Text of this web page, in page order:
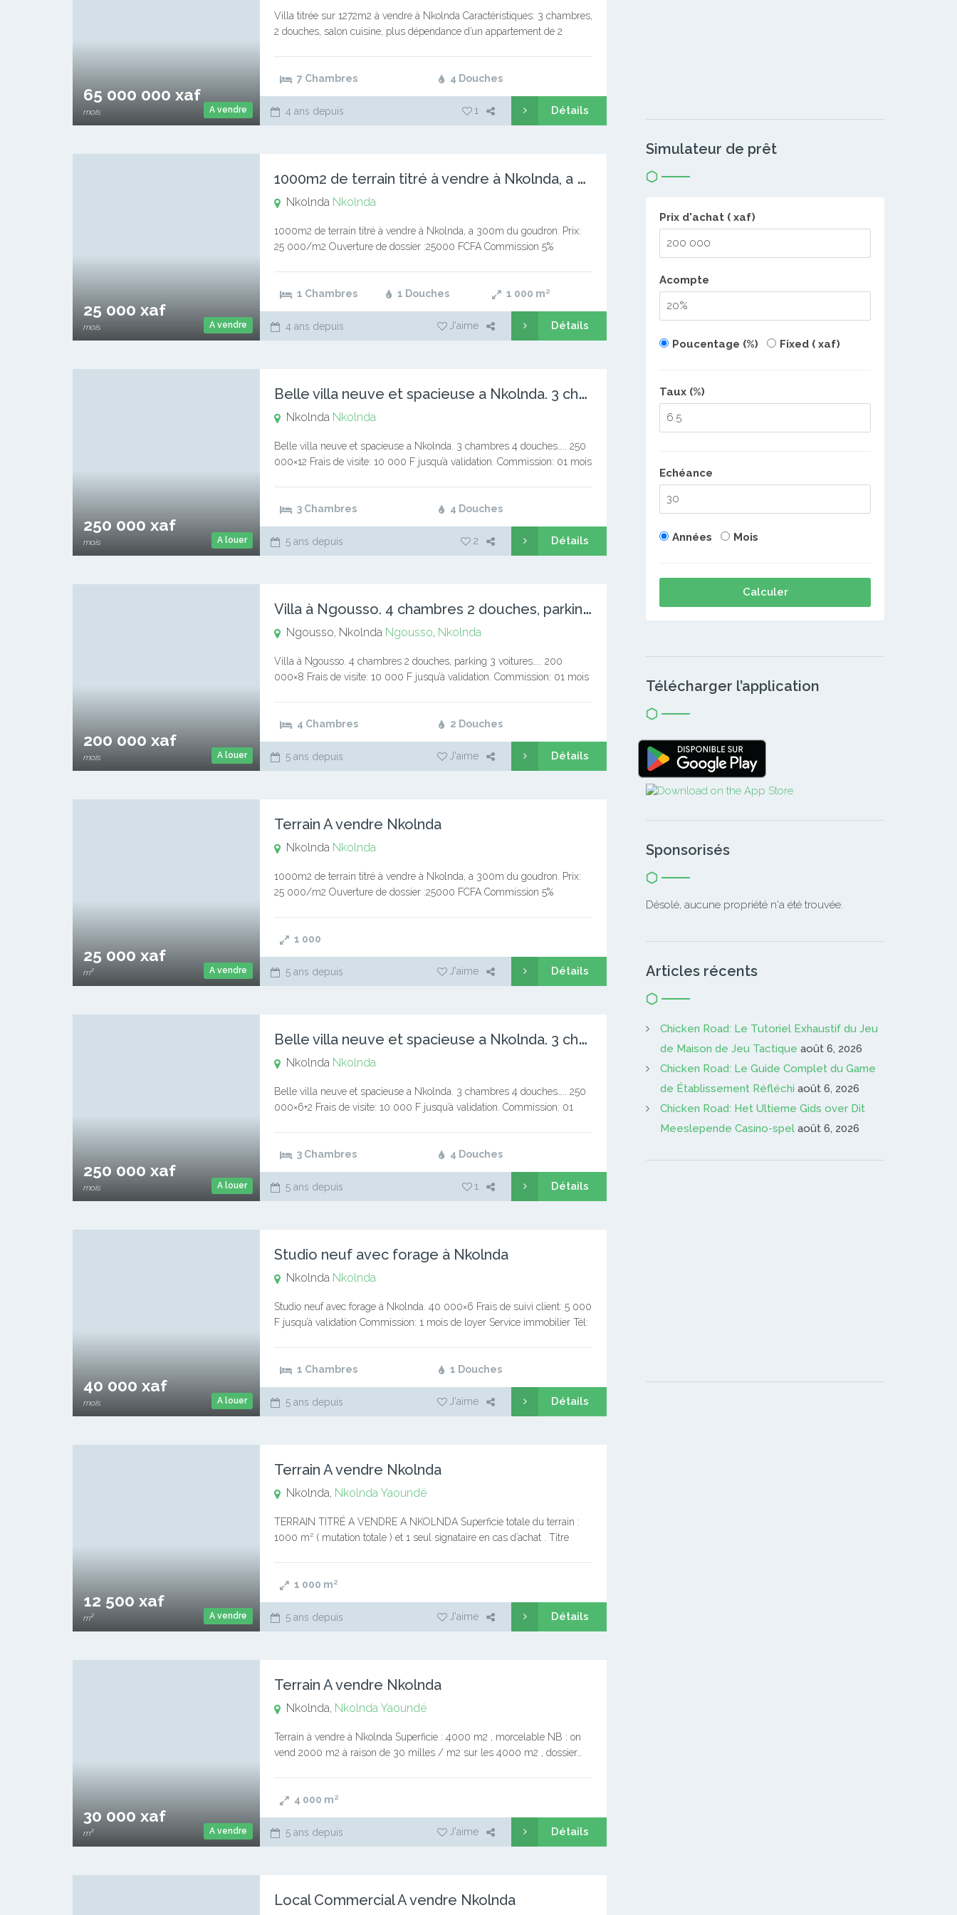
A vendre
65 000 000 xaf
mois
Villa titrée sur 1272m2 à vendre à Nkolnda Caractéristiques: 3 chambres,
2 douches, salon cuisine, plus dépendance d’un appartement de 2
7 Chambres 4 Douches
4 ans depuis 1 Détails
A vendre
25 000 xaf
mois
1
000m2 de terrain titré à vendre à Nkolnda, a 300m du goudro
Nkolnda Nkolnda
1000m2 de terrain titré à vendre à Nkolnda, a 300m du goudron. Prix:
25 000/m2 Ouverture de dossier :25000 FCFA Commission 5%
1 Chambres 1 Douches 1 000 m²
4 ans depuis J'aime Détails
A louer
250 000 xaf
mois
B
elle villa neuve et spacieuse a Nkolnda. 3 chambres 4 douch
Nkolnda Nkolnda
Belle villa neuve et spacieuse a Nkolnda. 3 chambres 4 douches….. 250
000×12 Frais de visite: 10 000 F jusqu’à validation. Commission: 01 mois
3 Chambres 4 Douches
5 ans depuis 2 Détails
A louer
200 000 xaf
mois
V
illa à Ngousso. 4 chambres 2 douches, parking 3 voitures…
Ngousso, Nkolnda Ngousso, Nkolnda
Villa à Ngousso. 4 chambres 2 douches, parking 3 voitures….. 200
000×8 Frais de visite: 10 000 F jusqu’à validation. Commission: 01 mois
4 Chambres 2 Douches
5 ans depuis J'aime Détails
A vendre
25 000 xaf
m²
Terrain A vendre Nkolnda
Nkolnda Nkolnda
1000m2 de terrain titré à vendre à Nkolnda, a 300m du goudron. Prix:
25 000/m2 Ouverture de dossier :25000 FCFA Commission 5%
1 000
5 ans depuis J'aime Détails
A louer
250 000 xaf
mois
B
elle villa neuve et spacieuse a Nkolnda. 3 chambres 4 douch
Nkolnda Nkolnda
Belle villa neuve et spacieuse a Nkolnda. 3 chambres 4 douches….. 250
000×6+2 Frais de visite: 10 000 F jusqu’à validation. Commission: 01
3 Chambres 4 Douches
5 ans depuis 1 Détails
A louer
40 000 xaf
mois
Studio neuf avec forage à Nkolnda
Nkolnda Nkolnda
Studio neuf avec forage à Nkolnda. 40 000×6 Frais de suivi client: 5 000
F jusqu’à validation Commission: 1 mois de loyer Service immobilier Tél:
1 Chambres 1 Douches
5 ans depuis J'aime Détails
A vendre
12 500 xaf
m²
Terrain A vendre Nkolnda
Nkolnda, Nkolnda Yaoundé
TERRAIN TITRÉ A VENDRE A NKOLNDA Superficie totale du terrain :
1000 m² ( mutation totale ) et 1 seul signataire en cas d’achat . Titre
1 000 m²
5 ans depuis J'aime Détails
A vendre
30 000 xaf
m²
Terrain A vendre Nkolnda
Nkolnda, Nkolnda Yaoundé
Terrain à vendre à Nkolnda Superficie : 4000 m2 , morcelable NB : on
vend 2000 m2 à raison de 30 milles / m2 sur les 4000 m2 , dossier…
4 000 m²
5 ans depuis J'aime Détails
Local Commercial A vendre Nkolnda
Simulateur de prêt
Prix d'achat ( xaf)
Acompte
Poucentage (%) Fixed ( xaf)
Taux (%)
Echéance
Années Mois
Calculer
Télécharger l’application
Sponsorisés
Désolé, aucune propriété n'a été trouvée.
Articles récents
Chicken Road: Le Tutoriel Exhaustif du Jeu
de Maison de Jeu Tactique août 6, 2026
Chicken Road: Le Guide Complet du Game
de Établissement Réfléchi août 6, 2026
Chicken Road: Het Ultieme Gids over Dit
Meeslepende Casino-spel août 6, 2026